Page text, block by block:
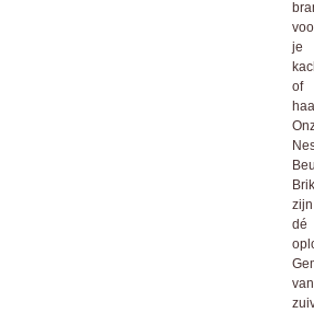
je
of
zijn
dé
van